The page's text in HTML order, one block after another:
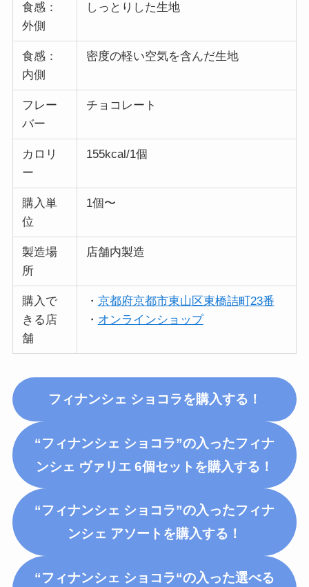
食感：
外側
しっとりした生地
食感：
内側
密度の軽い空気を含んだ生地
フレー
バー
チョコレート
カロリ
ー
155kcal/1個
購入単
位
1個〜
製造場
所
店舗内製造
購入で
きる店
舗
・ 京都府京都市東山区東橋詰町23番
・ オンラインショップ
フィナンシェ ショコラを購入する！
“フィナンシェ ショコラ”の入ったフィナ
ンシェ ヴァリエ 6個セットを購入する！
“フィナンシェ ショコラ”の入ったフィナ
ンシェ アソートを購入する！
“フィナンシェ ショコラ“の入った選べる